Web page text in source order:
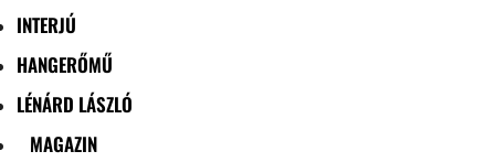
INTERJÚ
HANGERŐMŰ
LÉNÁRD LÁSZLÓ
MAGAZIN